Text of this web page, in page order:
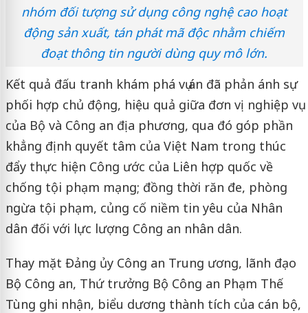
nhóm đối tượng sử dụng công nghệ cao hoạt
động sản xuất, tán phát mã độc nhằm chiếm
đoạt thông tin người dùng quy mô lớn.
Kết quả đấu tranh khám phá vụ án đã phản ánh sự
phối hợp chủ động, hiệu quả giữa đơn vị nghiệp vụ
của Bộ và Công an địa phương, qua đó góp phần
khẳng định quyết tâm của Việt Nam trong thúc
đẩy thực hiện Công ước của Liên hợp quốc về
chống tội phạm mạng; đồng thời răn đe, phòng
ngừa tội phạm, củng cố niềm tin yêu của Nhân
dân đối với lực lượng Công an nhân dân.
Thay mặt Đảng ủy Công an Trung ương, lãnh đạo
Bộ Công an, Thứ trưởng Bộ Công an Phạm Thế
Tùng ghi nhận, biểu dương thành tích của cán bộ,